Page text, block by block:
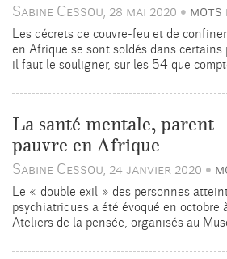
Sabine Cessou, 28 mai 2020 • mots
Les décrets de couvre-feu et de
en Afrique se sont soldés dans
il faut le souligner, sur les 54 que
La santé mentale, parent
pauvre en Afrique
Sabine Cessou, 24 janvier 2020 •
Le « double exil » des personnes
psychiatriques a été évoqué en octobre
Ateliers de la pensée, organisés au